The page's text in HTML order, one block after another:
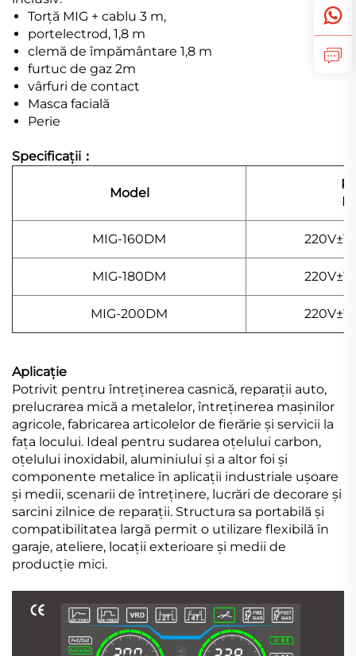
Torță MIG + cablu 3 m,
portelectrod, 1,8 m
clemă de împământare 1,8 m
furtuc de gaz 2m
vârfuri de contact
Masca facială
Perie
Specificații：
Model
MIG-160DM
MIG-180DM
MIG-200DM
Aplicație
Potrivit pentru întreținerea casnică, reparații auto,
prelucrarea mică a metalelor, întreținerea mașinilor
agricole, fabricarea articolelor de fierărie și servicii la
fața locului. Ideal pentru sudarea oțelului carbon,
oțelului inoxidabil, aluminiului și a altor foi și
componente metalice în aplicații industriale ușoare
și medii, scenarii de întreținere, lucrări de decorare și
sarcini zilnice de reparații. Structura sa portabilă și
compatibilitatea largă permit o utilizare flexibilă în
garaje, ateliere, locații exterioare și medii de
producție mici.